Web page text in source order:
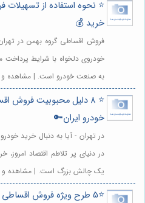
⭐️ نحوه استفاده از
خرید 💰
فروش اقساطی گروه بهمن در
خودروی دلخواه با شرایط پرداخت
به صنعت خودرو است. | مشاهده و
⭐️ 8 دلیل محبوبیت فروش
خودرو ایران🔑
در تهران - آیا به دنبال خرید
در دنیای پر تلاطم اقتصاد امروز،
یک چالش بزرگ است. | مشاهده و
⭐️5 طرح ویژه فروش